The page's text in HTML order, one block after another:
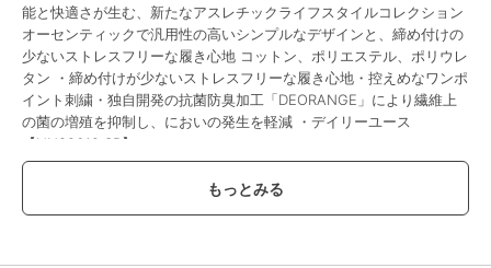
能と快適さが生む、新たなアスレチックライフスタイルコレクション
オーセンティックで汎用性の高いシンプルなデザインと、締め付けの
少ないストレスフリーな履き心地 コットン、ポリエステル、ポリウレ
タン ・締め付けが少ないストレスフリーな履き心地・控えめなワンポ
イント刺繍・独自開発の抗菌防臭加工「DEORANGE」により繊維上
の菌の増殖を抑制し、においの発生を軽減 ・デイリーユース
【NN82619 SR】
ブランド ザ・ノース・フェイス